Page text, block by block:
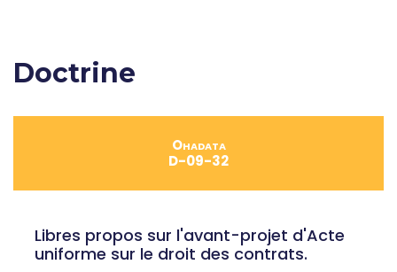
Doctrine
Ohadata
D-09-32
Libres propos sur l'avant-projet d'Acte
uniforme sur le droit des contrats.